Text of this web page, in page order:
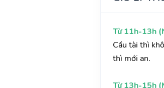
Từ 11h-13h
Cầu tài thì
thì mới an.
Từ 13h-15h